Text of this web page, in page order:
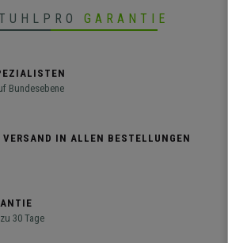
GARANTIE
Bundesebene
VERSAND IN ALLEN BESTELLUNGEN
30 Tage